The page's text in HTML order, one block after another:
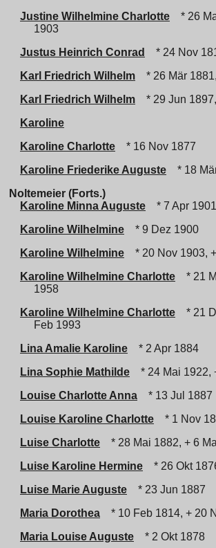
Justine Wilhelmine Charlotte
* 26
1903
Justus Heinrich Conrad
* 24 Nov
Karl Friedrich Wilhelm
* 26 Mär
Karl Friedrich Wilhelm
* 29 Jun
Karoline
Karoline Charlotte
* 16 Nov 1877
Karoline Friederike Auguste
* 18
Noltemeier (Forts.)
Karoline Minna Auguste
* 7 Apr
Karoline Wilhelmine
* 9 Dez 1900
Karoline Wilhelmine
* 20 Nov 1903,
Karoline Wilhelmine Charlotte
* 21
1958
Karoline Wilhelmine Charlotte
* 21
Feb 1993
Lina Amalie Karoline
* 2 Apr 1884
Lina Sophie Mathilde
* 24 Mai 1922,
Louise Charlotte Anna
* 13 Jul 1887
Louise Karoline Charlotte
* 1 Nov
Luise Charlotte
* 28 Mai 1882, + 6
Luise Karoline Hermine
* 26 Okt
Luise Marie Auguste
* 23 Jun 1887
Maria Dorothea
* 10 Feb 1814, + 20
Maria Louise Auguste
* 2 Okt 1878